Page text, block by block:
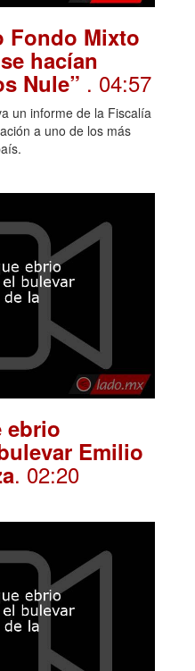
Fondo Mixto
hacían
Nule” . 04:57
un informe de la Fiscalía
a uno de los más
ebrio
Emilio
. 02:20